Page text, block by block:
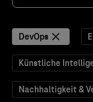
DevOps
Künstliche
Nachhaltigkeit &